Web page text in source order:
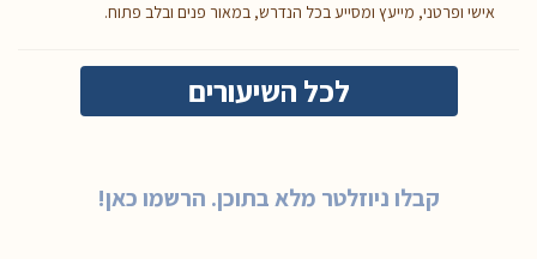
אישי ופרטני, מייעץ ומסייע בכל הנדרש, במאור פנים ובלב פתוח.
לכל השיעורים
קבלו ניוזלטר מלא בתוכן. הרשמו כאן!